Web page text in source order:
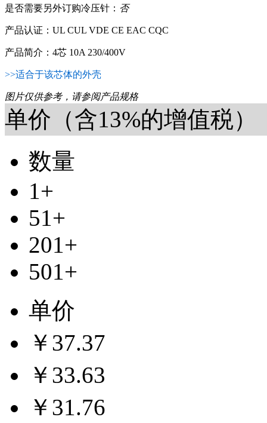
是否需要另外订购冷压针： 否
产品认证：UL CUL VDE CE EAC CQC
产品简介：4芯 10A 230/400V
>>适合于该芯体的外壳
图片仅供参考，请参阅产品规格
单价（含13%的增值税）
数量
1+
51+
201+
501+
单价
￥37.37
￥33.63
￥31.76